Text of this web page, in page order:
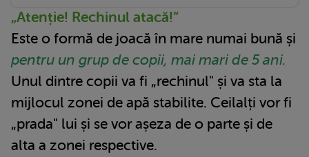
„Atenție! Rechinul atacă!”
Este o formă de joacă în mare numai bună și
pentru un grup de copii, mai mari de 5 ani.
Unul dintre copii va fi „rechinul" și va sta la
mijlocul zonei de apă stabilite. Ceilalți vor fi
„prada" lui și se vor așeza de o parte și de
alta a zonei respective.